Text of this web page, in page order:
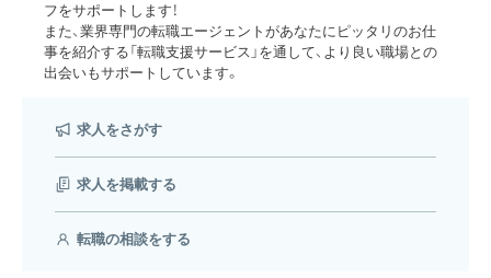
フをサポートします！
また、業界専門の転職エージェントがあなたにピッタリのお仕
事を紹介する「転職支援サービス」を通して、より良い職場との
出会いもサポートしています。
求人をさがす
求人を掲載する
転職の相談をする